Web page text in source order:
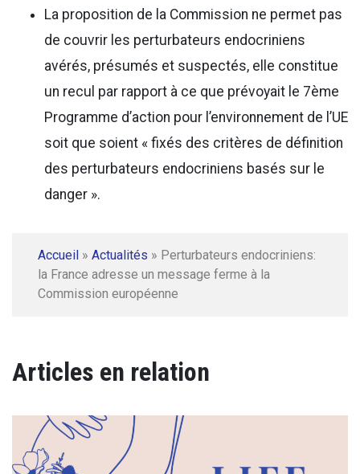
La proposition de la Commission ne permet pas
de couvrir les perturbateurs endocriniens
avérés, présumés et suspectés, elle constitue
un recul par rapport à ce que prévoyait le 7ème
Programme d’action pour l’environnement de l’UE
soit que soient « fixés des critères de définition
des perturbateurs endocriniens basés sur le
danger ».
Accueil » Actualités » Perturbateurs endocriniens:
la France adresse un message ferme à la
Commission européenne
Articles en relation